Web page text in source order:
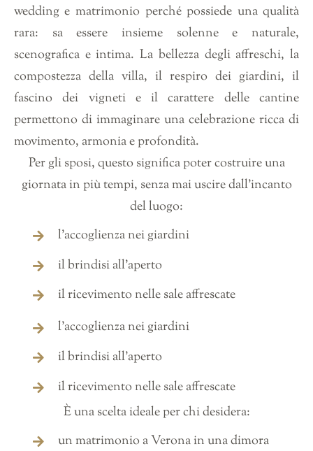
wedding e matrimonio perché possiede una qualità
rara: sa essere insieme solenne e naturale,
scenografica e intima. La bellezza degli affreschi, la
compostezza della villa, il respiro dei giardini, il
fascino dei vigneti e il carattere delle cantine
permettono di immaginare una celebrazione ricca di
movimento, armonia e profondità.
Per gli sposi, questo significa poter costruire una
giornata in più tempi, senza mai uscire dall’incanto
del luogo:
l’accoglienza nei giardini
il brindisi all’aperto
il ricevimento nelle sale affrescate
l’accoglienza nei giardini
il brindisi all’aperto
il ricevimento nelle sale affrescate
È una scelta ideale per chi desidera:
un matrimonio a Verona in una dimora